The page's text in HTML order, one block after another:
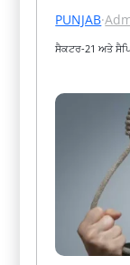
PUNJAB·
ਸੈਕਟਰ-21 ਅਤੇ